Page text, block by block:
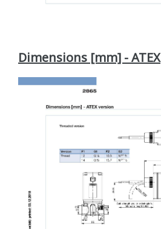
Dimensions [mm] - ATEX